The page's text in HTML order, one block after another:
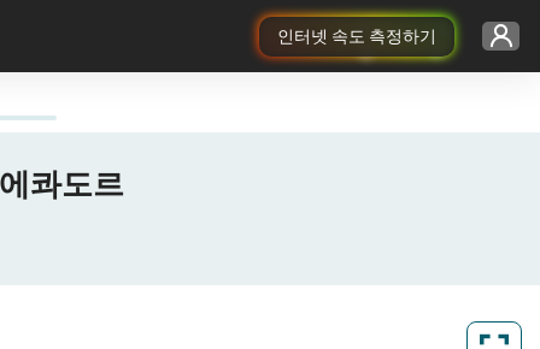
인터넷 속도 측정하기
콰도르